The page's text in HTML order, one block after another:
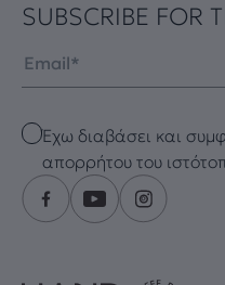
SUBSCRIBE FOR
Checkbox
Έχω διαβάσει και
απορρήτου του